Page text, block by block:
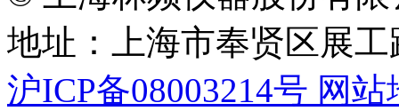
地址：上海市奉贤区展工
沪ICP备08003214号 网站